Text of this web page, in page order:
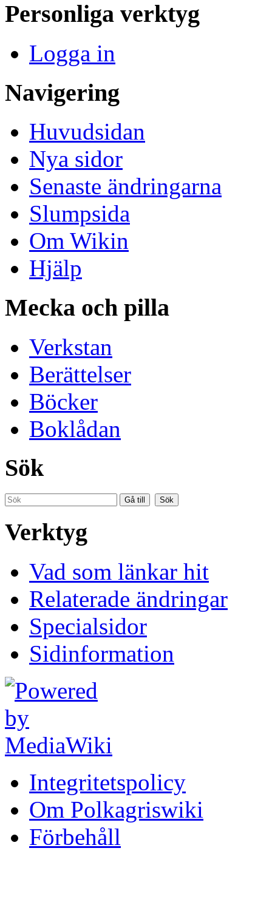
Personliga verktyg
Logga in
Navigering
Huvudsidan
Nya sidor
Senaste ändringarna
Slumpsida
Om Wikin
Hjälp
Mecka och pilla
Verkstan
Berättelser
Böcker
Boklådan
Sök
Verktyg
Vad som länkar hit
Relaterade ändringar
Specialsidor
Sidinformation
Integritetspolicy
Om Polkagriswiki
Förbehåll